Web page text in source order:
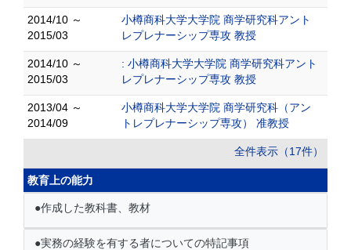
2014/10 ～
2015/03
小樽商科大学大学院 商学研究科アント
レプレナーシップ専攻 教授
2014/10 ～
2015/03
: 小樽商科大学大学院 商学研究科アント
レプレナーシップ専攻 教授
2013/04 ～
2014/09
小樽商科大学大学院 商学研究科（アン
トレプレナーシップ専攻） 准教授
全件表示（17件）
教育上の能力
●作成した教科書、教材
●実務の経験を有する者についての特記事項